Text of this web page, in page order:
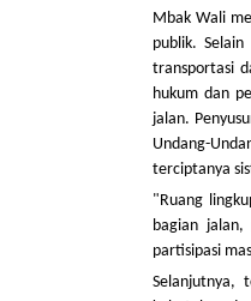
Mbak Wali
publik.
transportasi
hukum dan
jalan.
Undang-
terciptanya
"Ruang
bagian jalan,
partisipasi
Selanjutnya,